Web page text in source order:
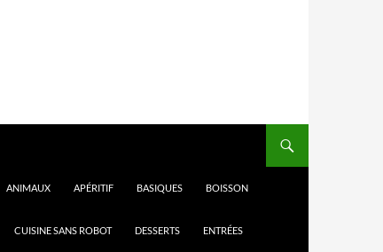
ANIMAUX APÉRITIF BASIQUES BOISSON
CUISINE SANS ROBOT DESSERTS ENTRÉES